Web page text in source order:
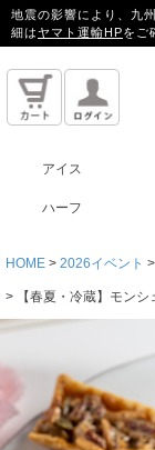
地震の影響により、九
細はヤマト運輸HPをご
アイス
ハーフ
HOME 2026イベント
【春夏・冷蔵】モン